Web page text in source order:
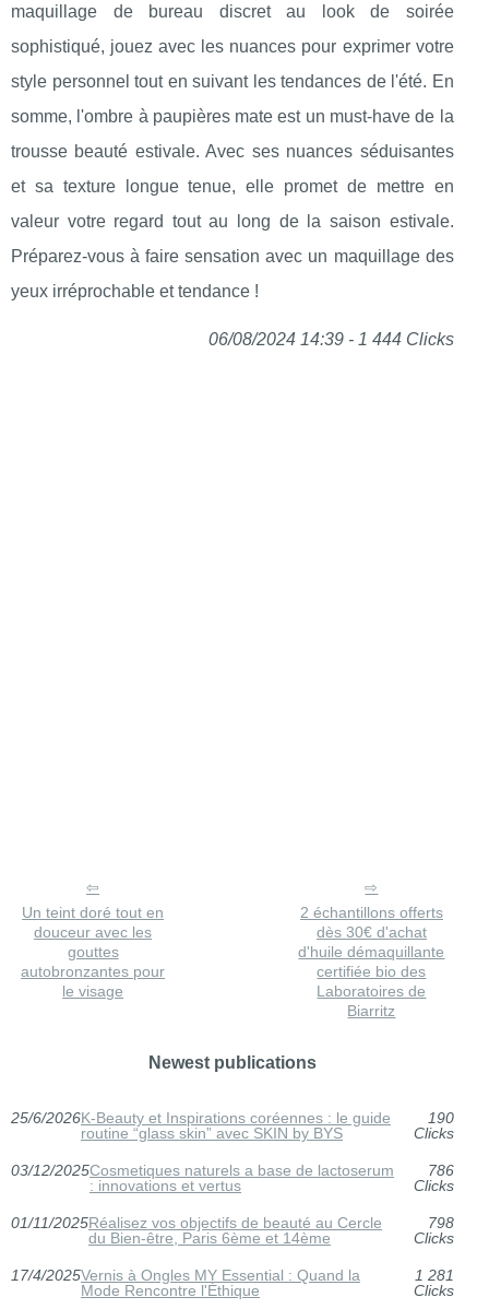
maquillage de bureau discret au look de soirée
sophistiqué, jouez avec les nuances pour exprimer votre
style personnel tout en suivant les tendances de l'été. En
somme, l'ombre à paupières mate est un must-have de la
trousse beauté estivale. Avec ses nuances séduisantes
et sa texture longue tenue, elle promet de mettre en
valeur votre regard tout au long de la saison estivale.
Préparez-vous à faire sensation avec un maquillage des
yeux irréprochable et tendance !
06/08/2024 14:39 - 1 444 Clicks
Un teint doré tout en
douceur avec les
gouttes
autobronzantes pour
le visage
2 échantillons offerts
dès 30€ d'achat
d'huile démaquillante
certifiée bio des
Laboratoires de
Biarritz
Newest publications
25/6/2026K‑Beauty et Inspirations coréennes : le guide
routine “glass skin” avec SKIN by BYS
190
Clicks
03/12/2025Cosmetiques naturels a base de lactoserum
: innovations et vertus
786
Clicks
01/11/2025Réalisez vos objectifs de beauté au Cercle
du Bien-être, Paris 6ème et 14ème
798
Clicks
17/4/2025Vernis à Ongles MY Essential : Quand la
Mode Rencontre l'Éthique
1 281
Clicks